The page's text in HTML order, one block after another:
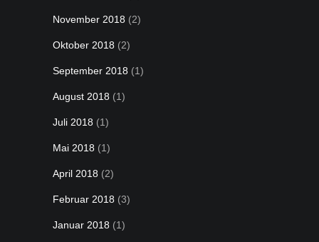
November 2018 (2)
Oktober 2018 (2)
September 2018 (1)
August 2018 (1)
Juli 2018 (1)
Mai 2018 (1)
April 2018 (2)
Februar 2018 (3)
Januar 2018 (1)